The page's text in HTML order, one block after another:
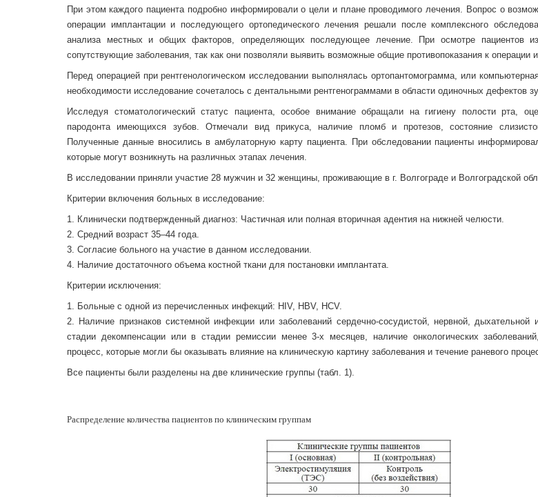
При этом каждого пациента подробно информировали о цели и плане проводимого лечения. Вопрос о
операции имплантации и последующего ортопедического лечения решали после комплексного
анализа местных и общих факторов, определяющих последующее лечение. При осмотре пациентов
сопутствующие заболевания, так как они позволяли выявить возможные общие противопоказания к операции
Перед операцией при рентгенологическом исследовании выполнялась ортопантомограмма, или
необходимости исследование сочеталось с дентальными рентгенограммами в области одиночных дефектов
Исследуя стоматологический статус пациента, особое внимание обращали на гигиену полости рта,
пародонта имеющихся зубов. Отмечали вид прикуса, наличие пломб и протезов, состояние
Полученные данные вносились в амбулаторную карту пациента. При обследовании пациенты
которые могут возникнуть на различных этапах лечения.
В исследовании приняли участие 28 мужчин и 32 женщины, проживающие в г. Волгограде и Волгоградской
Критерии включения больных в исследование:
1. Клинически подтвержденный диагноз: Частичная или полная вторичная адентия на нижней челюсти.
2. Средний возраст 35–44 года.
3. Согласие больного на участие в данном исследовании.
4. Наличие достаточного объема костной ткани для постановки имплантата.
Критерии исключения:
1. Больные с одной из перечисленных инфекций: HIV, HBV, HCV.
2. Наличие признаков системной инфекции или заболеваний сердечно-сосудистой, нервной, дыхательной
стадии декомпенсации или в стадии ремиссии менее 3-х месяцев, наличие онкологических
процесс, которые могли бы оказывать влияние на клиническую картину заболевания и течение раневого
Все пациенты были разделены на две клинические группы (табл. 1).
Распределение количества пациентов по клиническим группам